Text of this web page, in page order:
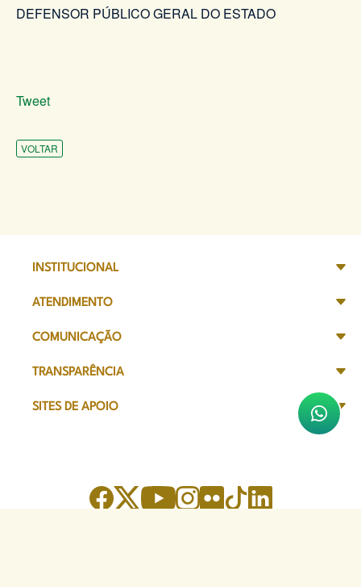
DEFENSOR PÚBLICO GERAL DO ESTADO
Tweet
VOLTAR
INSTITUCIONAL
ATENDIMENTO
COMUNICAÇÃO
TRANSPARÊNCIA
SITES DE APOIO